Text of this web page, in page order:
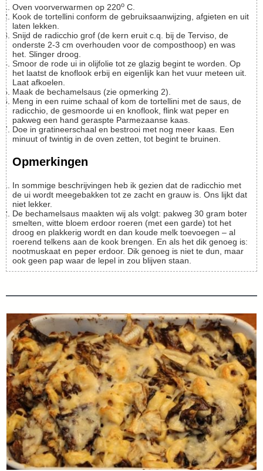
Oven voorverwarmen op 220o C.
Kook de tortellini conform de gebruiksaanwijzing, afgieten en uit
laten lekken.
Snijd de radicchio grof (de kern eruit c.q. bij de Terviso, de
onderste 2-3 cm overhouden voor de composthoop) en was
het. Slinger droog.
Smoor de rode ui in olijfolie tot ze glazig begint te worden. Op
het laatst de knoflook erbij en eigenlijk kan het vuur meteen uit.
Laat afkoelen.
Maak de bechamelsaus (zie opmerking 2).
Meng in een ruime schaal of kom de tortellini met de saus, de
radicchio, de gesmoorde ui en knoflook, flink wat peper en
pakweg een hand geraspte Parmezaanse kaas.
Doe in gratineerschaal en bestrooi met nog meer kaas. Een
minuut of twintig in de oven zetten, tot begint te bruinen.
Opmerkingen
In sommige beschrijvingen heb ik gezien dat de radicchio met
de ui wordt meegebakken tot ze zacht en grauw is. Ons lijkt dat
niet lekker.
De bechamelsaus maakten wij als volgt: pakweg 30 gram boter
smelten, witte bloem erdoor roeren (met een garde) tot het
droog en plakkerig wordt en dan koude melk toevoegen – al
roerend telkens aan de kook brengen. En als het dik genoeg is:
nootmuskaat en peper erdoor. Dik genoeg is niet te dun, maar
ook geen pap waar de lepel in zou blijven staan.